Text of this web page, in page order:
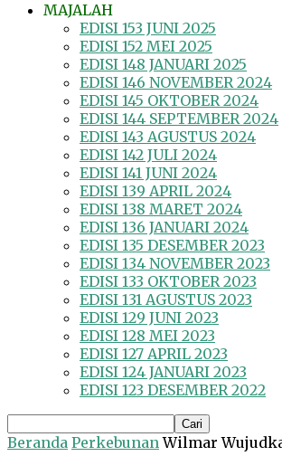
MAJALAH
EDISI 153 JUNI 2025
EDISI 152 MEI 2025
EDISI 148 JANUARI 2025
EDISI 146 NOVEMBER 2024
EDISI 145 OKTOBER 2024
EDISI 144 SEPTEMBER 2024
EDISI 143 AGUSTUS 2024
EDISI 142 JULI 2024
EDISI 141 JUNI 2024
EDISI 139 APRIL 2024
EDISI 138 MARET 2024
EDISI 136 JANUARI 2024
EDISI 135 DESEMBER 2023
EDISI 134 NOVEMBER 2023
EDISI 133 OKTOBER 2023
EDISI 131 AGUSTUS 2023
EDISI 129 JUNI 2023
EDISI 128 MEI 2023
EDISI 127 APRIL 2023
EDISI 124 JANUARI 2023
EDISI 123 DESEMBER 2022
Beranda Perkebunan Wilmar